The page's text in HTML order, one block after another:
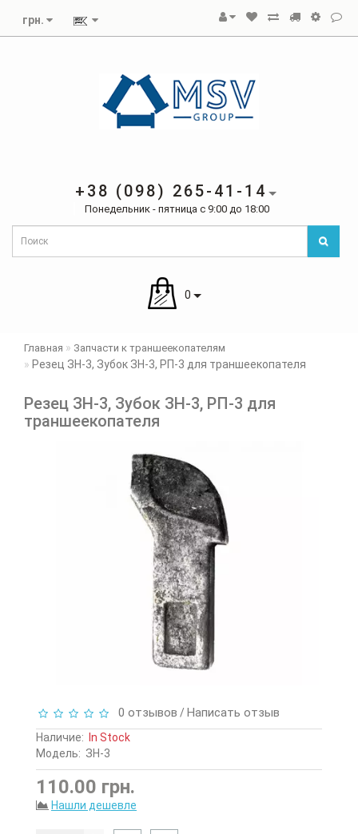
грн.
+38 (098) 265-41-14
Понедельник - пятница с 9:00 до 18:00
0
Главная Запчасти к траншеекопателям
Резец ЗН-3, Зубок ЗН-3, РП-3 для траншеекопателя
Резец ЗН-3, Зубок ЗН-3, РП-3 для
траншеекопателя
0 отзывов /Написать отзыв
Наличие:
In Stock
Модель: ЗН-3
110.00 грн.
Нашли дешевле